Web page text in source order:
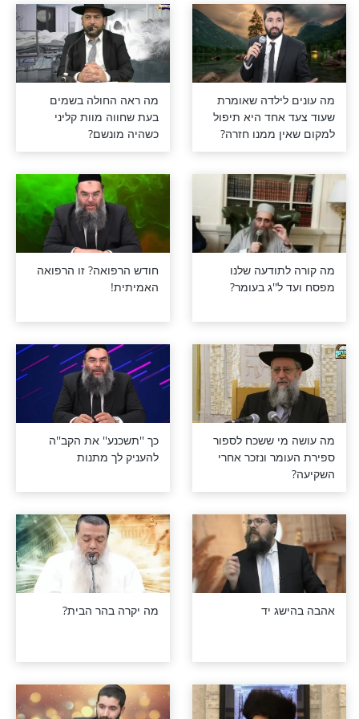
השביע ר'
עקיבא לא
"אם את לא יודעת מה את
שווה, לעולם את תקנאי
בחברות שלך" - הרב יגאל
כהן על תת המודע שלנו
שהאדמו"ר
התפעל ממנו?
מרגיש מעורער? חפש את
האמת שאתה מאמין בה
שאומרת
ממנו חזרה?
בתשובה
כשהיה מונשם?
שלנו
חודש הרפואה? זו הרפואה